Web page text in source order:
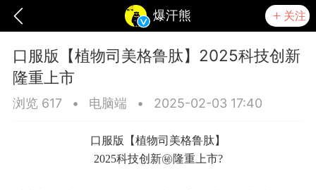
爆汗熊 关注
口服版【植物司美格鲁肽】2025科技创新
隆重上市
浏览 617 • 电脑端 • 2025-02-03 17:40
口服版【植物司美格鲁肽】
2025科技创新㊙隆重上市?